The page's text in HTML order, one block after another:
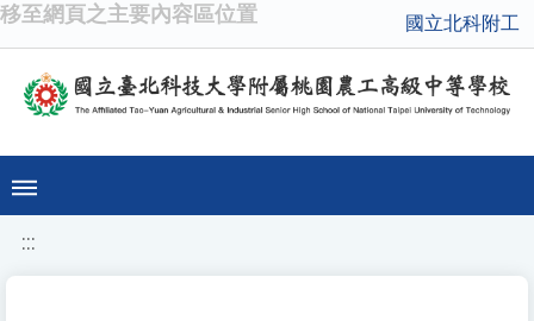
移至網頁之主要內容區位置 國立北科附工
:::